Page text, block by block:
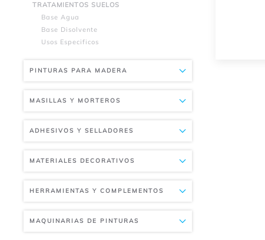
TRATAMIENTOS SUELOS
Base Agua
Base Disolvente
Usos Especificos
PINTURAS PARA MADERA
MASILLAS Y MORTEROS
ADHESIVOS Y SELLADORES
MATERIALES DECORATIVOS
HERRAMIENTAS Y COMPLEMENTOS
MAQUINARIAS DE PINTURAS